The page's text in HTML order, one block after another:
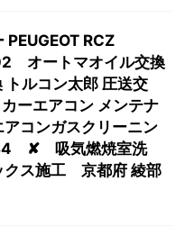
PEUGEOT RCZ
オートマオイル交換
トルコン太郎 圧送交
エアコン メンテナ
アコンガスクリーニン
✘ 吸気燃焼室洗
ス施工 京都府 綾部